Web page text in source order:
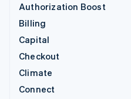
Authorization Boost
Billing
Capital
Checkout
Climate
Connect